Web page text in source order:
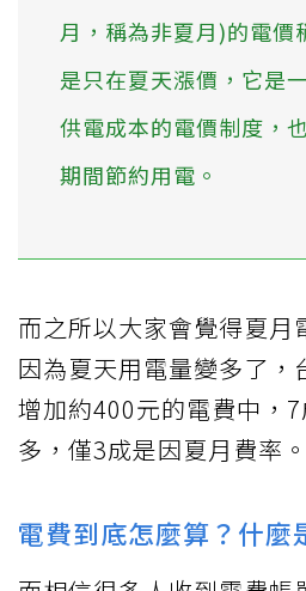
月，稱為非夏月)的電價
是只在夏天漲價，它是
供電成本的電價制度，
期間節約用電。
而之所以大家會覺得夏月
因為夏天用電量變多了，
增加約400元的電費中，
多，僅3成是因夏月費率。
電費到底怎麼算？什麼